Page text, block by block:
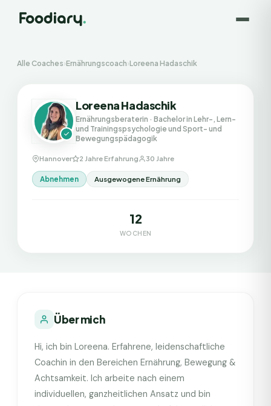
Alle Coaches›Ernährungscoach›Loreena Hadaschik
Loreena Hadaschik
Ernährungsberaterin · Bachelor in Lehr-, Lern-
und Trainingspsychologie und Sport- und
Bewegungspädagogik
Hannover 2 Jahre Erfahrung 30 Jahre
Abnehmen Ausgewogene Ernährung
12
WOCHEN
Über mich
Hi, ich bin Loreena. Erfahrene, leidenschaftliche
Coachin in den Bereichen Ernährung, Bewegung &
Achtsamkeit. Ich arbeite nach einem
individuellen, ganzheitlichen Ansatz und bin